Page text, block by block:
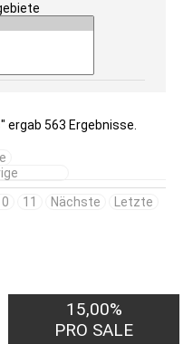
" ergab 563 Ergebnisse.
11 Nächste Letzte
15,00%
PRO SALE